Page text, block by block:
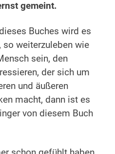
gemeint.
Buches wird es
weiterzuleben wie
sein, den
der sich um
und äußeren
macht, dann ist es
von diesem Buch